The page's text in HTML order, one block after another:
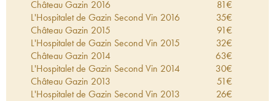
Château Gazin 2016 81€
L'Hospitalet de Gazin Second Vin 2016 35€
Château Gazin 2015 91€
L'Hospitalet de Gazin Second Vin 2015 32€
Château Gazin 2014 63€
L'Hospitalet de Gazin Second Vin 2014 30€
Château Gazin 2013 51€
L'Hospitalet de Gazin Second Vin 2013 26€